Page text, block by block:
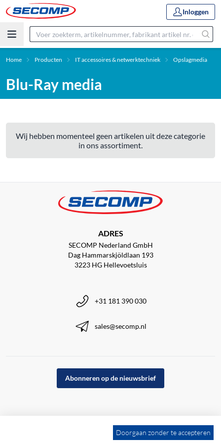
Inloggen
Home Producten IT accessoires & netwerktechniek Opslagmedia
Blu-Ray media
Wij hebben momenteel geen artikelen uit deze categorie
in ons assortiment.
ADRES
SECOMP Nederland GmbH
Dag Hammarskjöldlaan 193
3223 HG Hellevoetsluis
+31 181 390 030
sales@secomp.nl
Abonneren op de nieuwsbrief
Doorgaan zonder te accepteren